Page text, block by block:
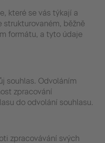
které se vás týkají a
strukturovaném, běžně
formátu, a tyto údaje
souhlas. Odvoláním
zpracování
do odvolání souhlasu.
zpracovávání svých